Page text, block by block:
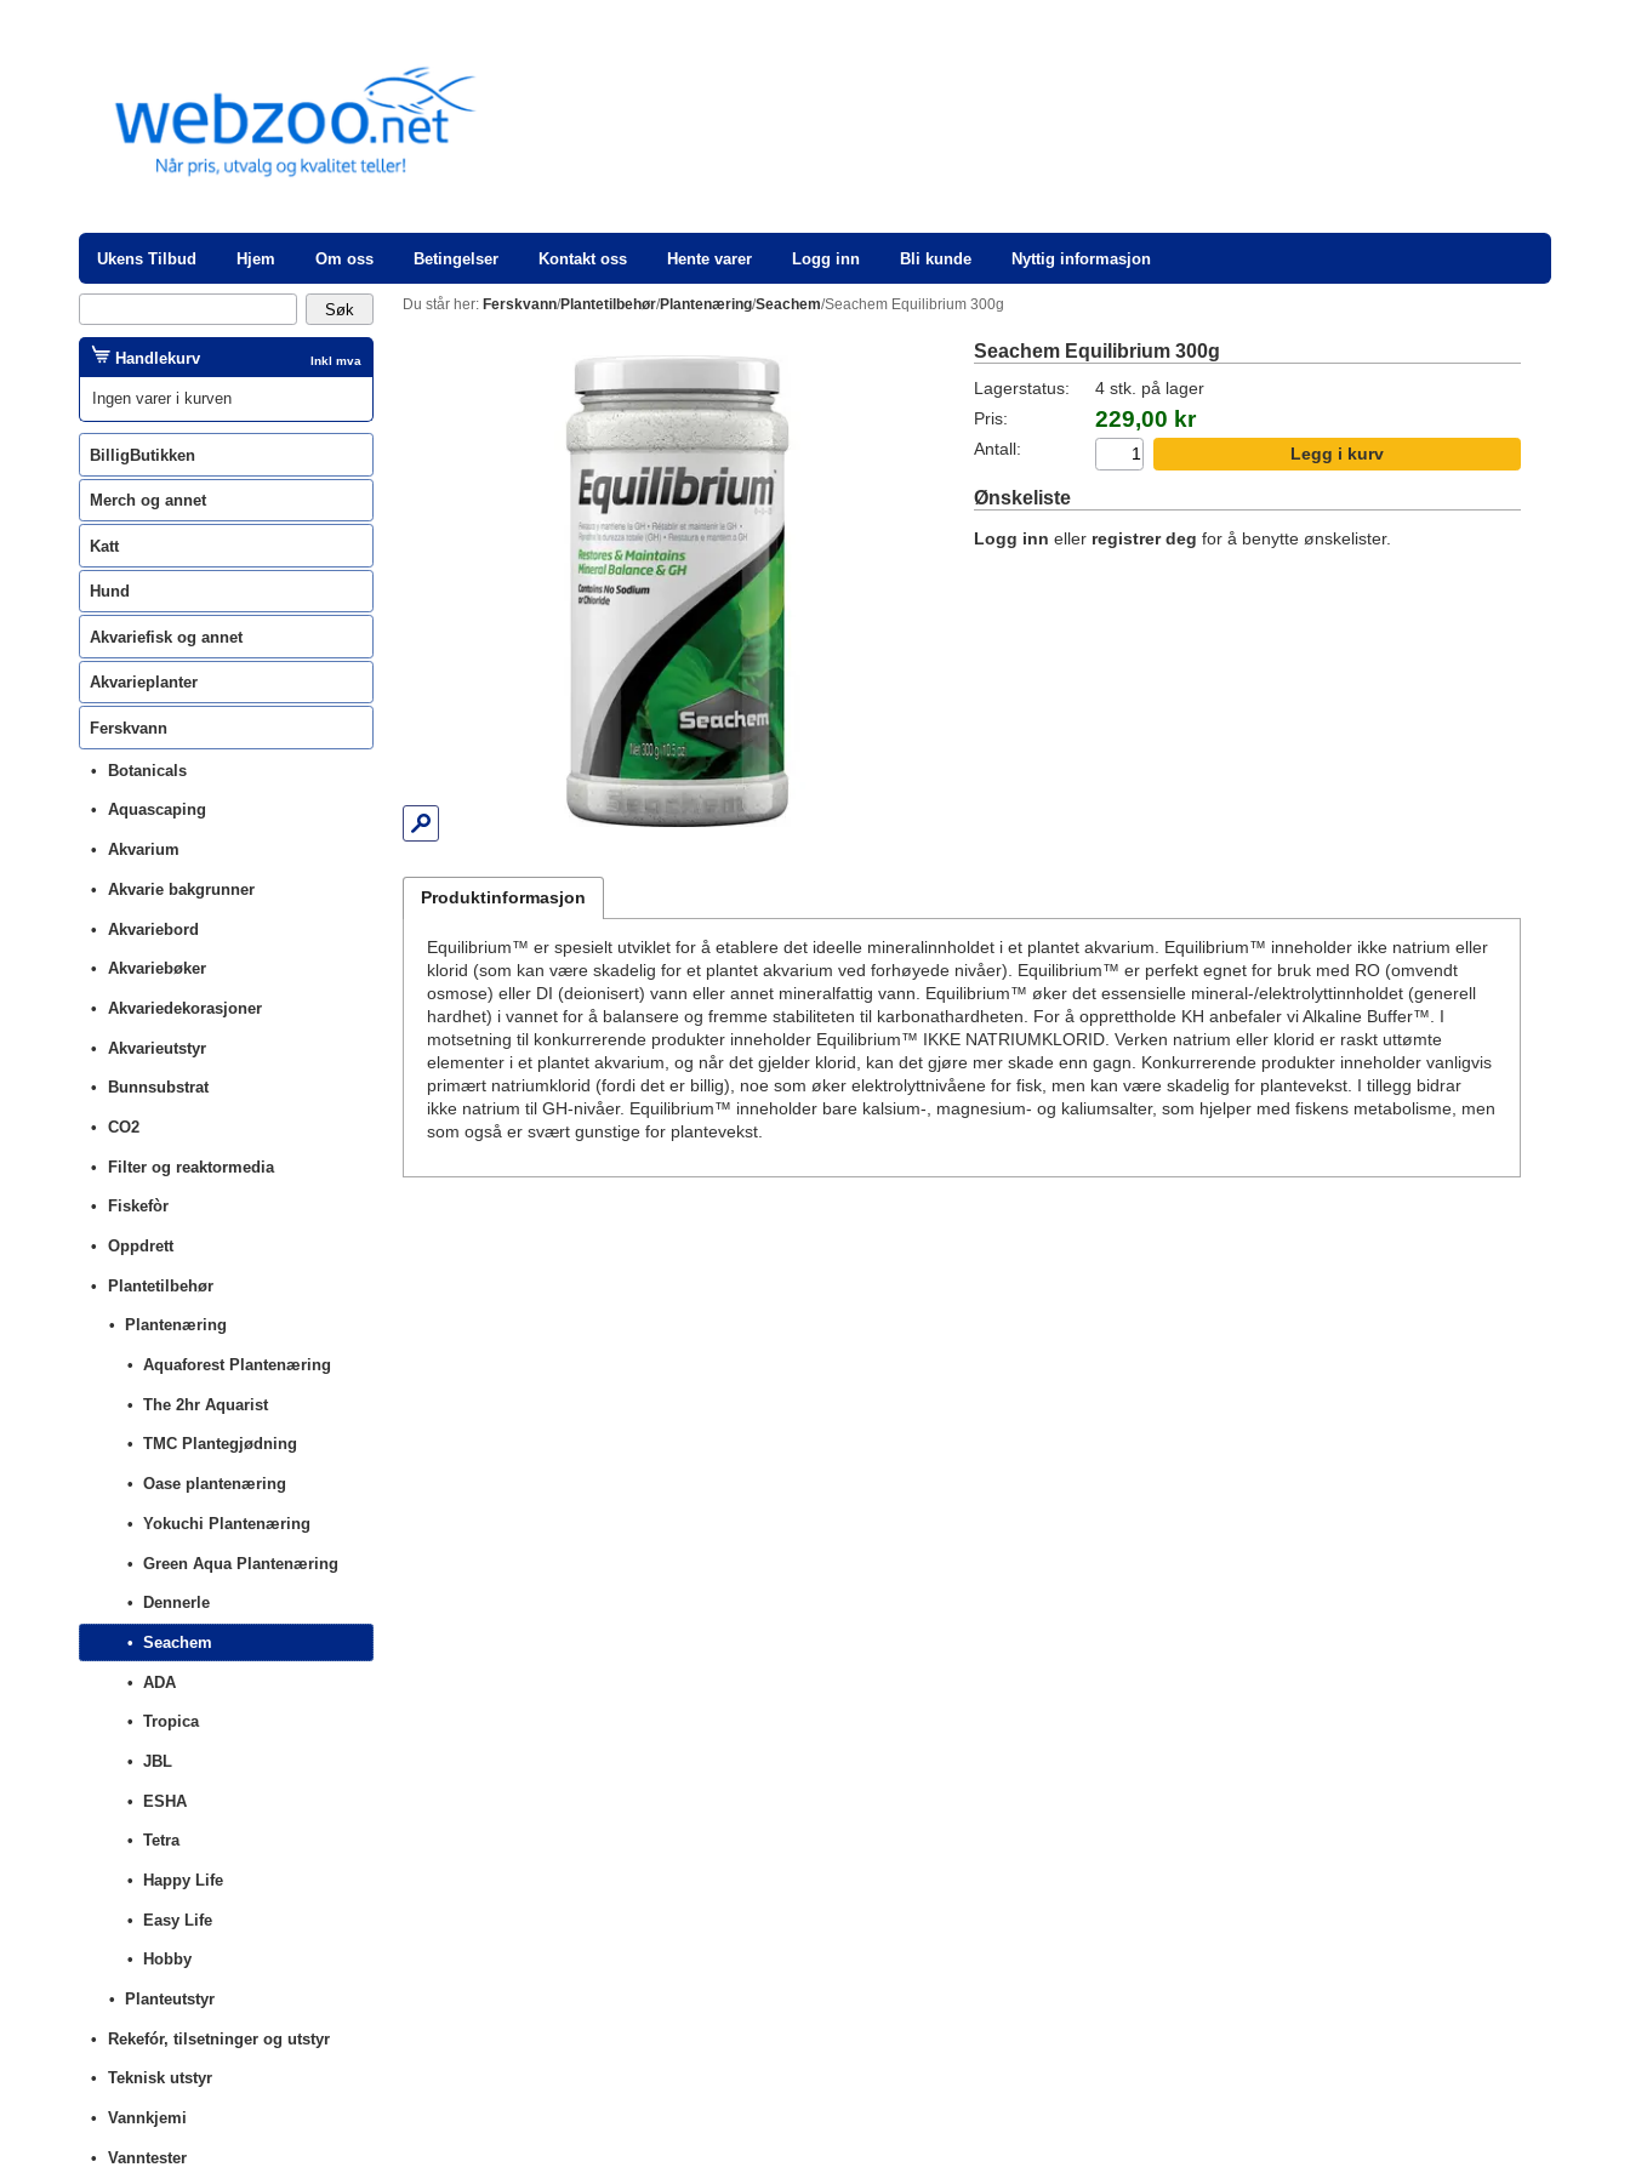
Ukens Tilbud Hjem Om oss Betingelser Kontakt oss Hente varer Logg inn Bli kunde Nyttig informasjon
Du står her: Ferskvann/Plantetilbehør/Plantenæring/Seachem/Seachem Equilibrium 300g
Seachem Equilibrium 300g
Lagerstatus:
4 stk. på lager
Pris:
229,00 kr
Antall:
Ønskeliste
Logg inn eller registrer deg for å benytte ønskelister.
Produktinformasjon
Equilibrium™ er spesielt utviklet for å etablere det ideelle mineralinnholdet i et plantet akvarium. Equilibrium™ inneholder ikke natrium eller
klorid (som kan være skadelig for et plantet akvarium ved forhøyede nivåer). Equilibrium™ er perfekt egnet for bruk med RO (omvendt
osmose) eller DI (deionisert) vann eller annet mineralfattig vann. Equilibrium™ øker det essensielle mineral-/elektrolyttinnholdet (generell
hardhet) i vannet for å balansere og fremme stabiliteten til karbonathardheten. For å opprettholde KH anbefaler vi Alkaline Buffer™. I
motsetning til konkurrerende produkter inneholder Equilibrium™ IKKE NATRIUMKLORID. Verken natrium eller klorid er raskt uttømte
elementer i et plantet akvarium, og når det gjelder klorid, kan det gjøre mer skade enn gagn. Konkurrerende produkter inneholder vanligvis
primært natriumklorid (fordi det er billig), noe som øker elektrolyttnivåene for fisk, men kan være skadelig for plantevekst. I tillegg bidrar
ikke natrium til GH-nivåer. Equilibrium™ inneholder bare kalsium-, magnesium- og kaliumsalter, som hjelper med fiskens metabolisme, men
som også er svært gunstige for plantevekst.
Inkl mva
Handlekurv
Ingen varer i kurven
BilligButikken
Merch og annet
Katt
Hund
Akvariefisk og annet
Akvarieplanter
Ferskvann
Botanicals
Aquascaping
Akvarium
Akvarie bakgrunner
Akvariebord
Akvariebøker
Akvariedekorasjoner
Akvarieutstyr
Bunnsubstrat
CO2
Filter og reaktormedia
Fiskefòr
Oppdrett
Plantetilbehør
Plantenæring
Aquaforest Plantenæring
The 2hr Aquarist
TMC Plantegjødning
Oase plantenæring
Yokuchi Plantenæring
Green Aqua Plantenæring
Dennerle
Seachem
ADA
Tropica
JBL
ESHA
Tetra
Happy Life
Easy Life
Hobby
Planteutstyr
Rekefór, tilsetninger og utstyr
Teknisk utstyr
Vannkjemi
Vanntester